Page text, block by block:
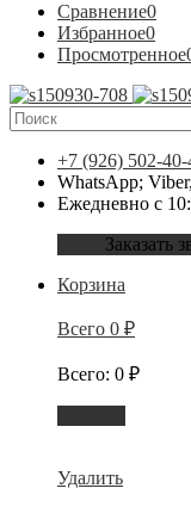
Сравнение0
Избранное0
Просмотренное
+7 (926) 502-40-
WhatsApp;
Ежедневно с
Заказать
Корзина
Всего 0 ₽
Всего: 0 ₽
Удалить